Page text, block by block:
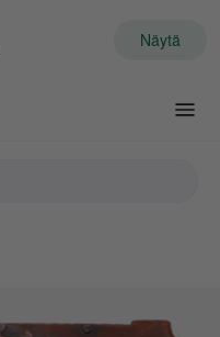
Näytä